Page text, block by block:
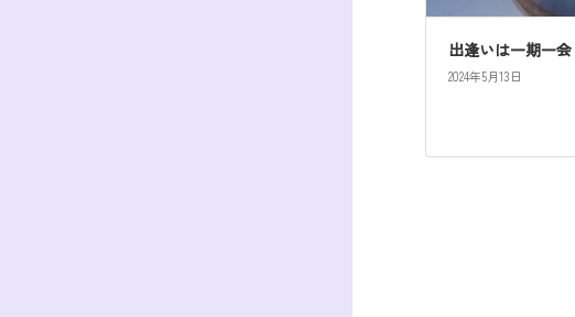
出逢いは一期一会
2024年5月13日